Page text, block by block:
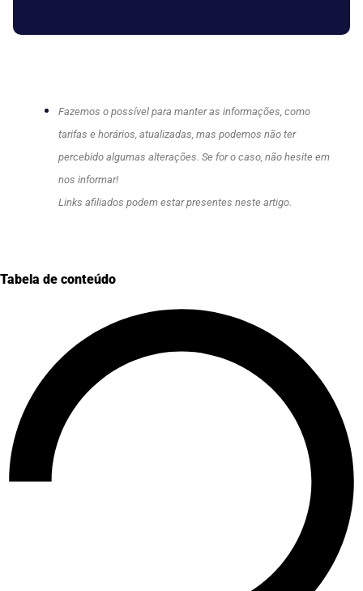
Fazemos o possível para manter as informações, como
tarifas e horários, atualizadas, mas podemos não ter
percebido algumas alterações. Se for o caso, não hesite em
nos informar!
Links afiliados podem estar presentes neste artigo.
Tabela de conteúdo